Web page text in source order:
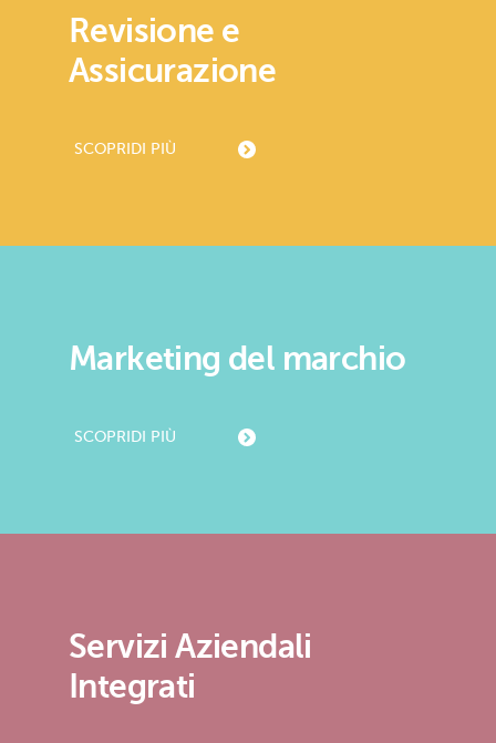
Revisione e
Assicurazione
SCOPRI DI PIÙ
Marketing del marchio
SCOPRI DI PIÙ
Servizi Aziendali
Integrati